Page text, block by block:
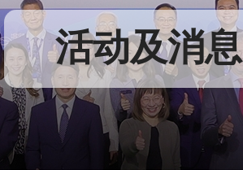
务之创新技术
划书
活动及消息